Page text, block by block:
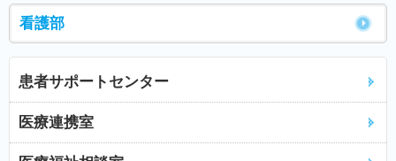
看護部
患者サポートセンター
医療連携室